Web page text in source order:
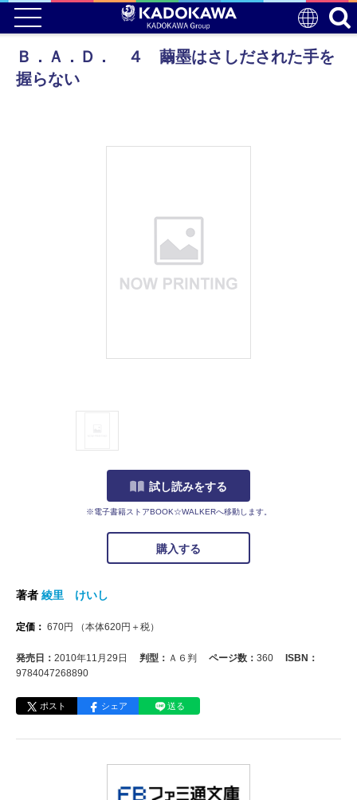
Ｂ．Ａ．Ｄ． ４ 繭墨はさしだされた手を
握らない
試し読みをする
※電子書籍ストアBOOK☆WALKERへ移動します。
購入する
著者 綾里 けいし
定価： 670円 （本体620円＋税）
発売日： 2010年11月29日 判型： Ａ６判 ページ数： 360
ISBN：
9784047268890
ポスト シェア 送る